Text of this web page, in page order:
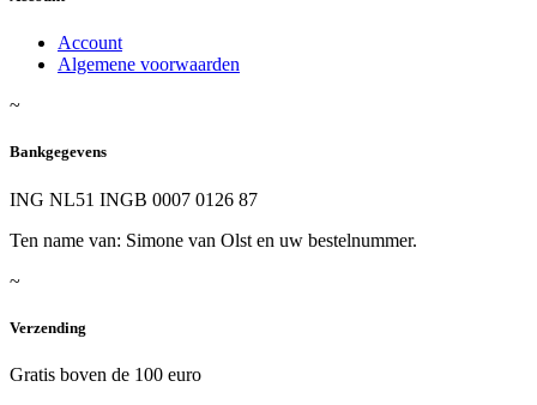
Account
Algemene voorwaarden
~
Bankgegevens
ING NL51 INGB 0007 0126 87
Ten name van: Simone van Olst en uw bestelnummer.
~
Verzending
Gratis boven de 100 euro